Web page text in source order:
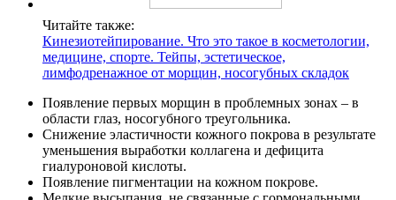
Читайте также:
Кинезиотейпирование. Что это такое в косметологии,
медицине, спорте. Тейпы, эстетическое,
лимфодренажное от морщин, носогубных складок
Появление первых морщин в проблемных зонах – в
области глаз, носогубного треугольника.
Снижение эластичности кожного покрова в результате
уменьшения выработки коллагена и дефицита
гиалуроновой кислоты.
Появление пигментации на кожном покрове.